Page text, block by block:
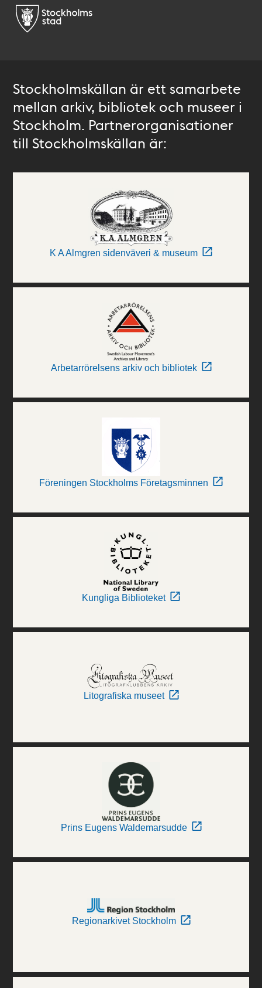
Stockholmskällan är ett samarbete
mellan arkiv, bibliotek och museer i
Stockholm. Partnerorganisationer
till Stockholmskällan är:
K A Almgren sidenväveri & museum
Arbetarrörelsens arkiv och bibliotek
Föreningen Stockholms Företagsminnen
Kungliga Biblioteket
Litografiska museet
Prins Eugens Waldemarsudde
Regionarkivet Stockholm